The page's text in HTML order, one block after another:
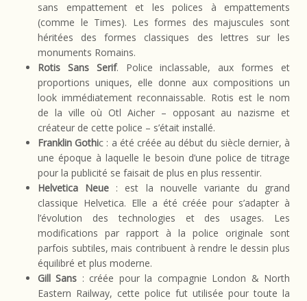
sans empattement et les polices à empattements
(comme le Times). Les formes des majuscules sont
héritées des formes classiques des lettres sur les
monuments Romains.
Rotis Sans Serif. Police inclassable, aux formes et
proportions uniques, elle donne aux compositions un
look immédiatement reconnaissable. Rotis est le nom
de la ville où Otl Aicher – opposant au nazisme et
créateur de cette police – s’était installé.
Franklin Gothic : a été créée au début du siècle dernier, à
une époque à laquelle le besoin d’une police de titrage
pour la publicité se faisait de plus en plus ressentir.
Helvetica Neue : est la nouvelle variante du grand
classique Helvetica. Elle a été créée pour s’adapter à
l’évolution des technologies et des usages. Les
modifications par rapport à la police originale sont
parfois subtiles, mais contribuent à rendre le dessin plus
équilibré et plus moderne.
Gill Sans : créée pour la compagnie London & North
Eastern Railway, cette police fut utilisée pour toute la